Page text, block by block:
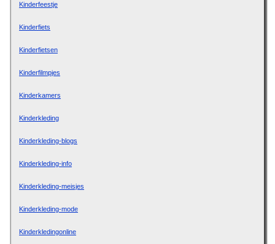
Kinderfeestje
Kinderfiets
Kinderfietsen
Kinderfilmpjes
Kinderkamers
Kinderkleding
Kinderkleding-blogs
Kinderkleding-info
Kinderkleding-meisjes
Kinderkleding-mode
Kinderkledingonline